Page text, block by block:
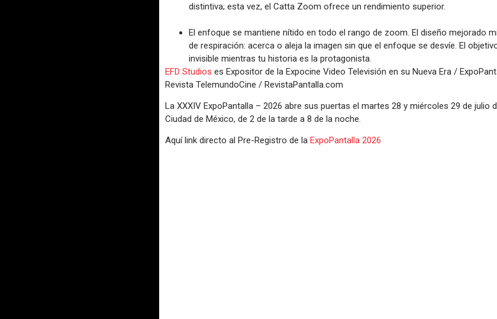
distintiva; esta vez, el Catta Zoom ofrece un rendimiento superior.
El enfoque se mantiene nítido en todo el rango de zoom. El diseño mejorado
de respiración: acerca o aleja la imagen sin que el enfoque se desvíe. El
invisible mientras tu historia es la protagonista.
EFD Studios es Expositor de la Expocine Video Televisión en su Nueva Era /
Revista TelemundoCine / RevistaPantalla.com
La XXXIV ExpoPantalla – 2026 abre sus puertas el martes 28 y miércoles 29 de julio
Ciudad de México, de 2 de la tarde a 8 de la noche.
Aquí link directo al Pre-Registro de la ExpoPantalla 2026